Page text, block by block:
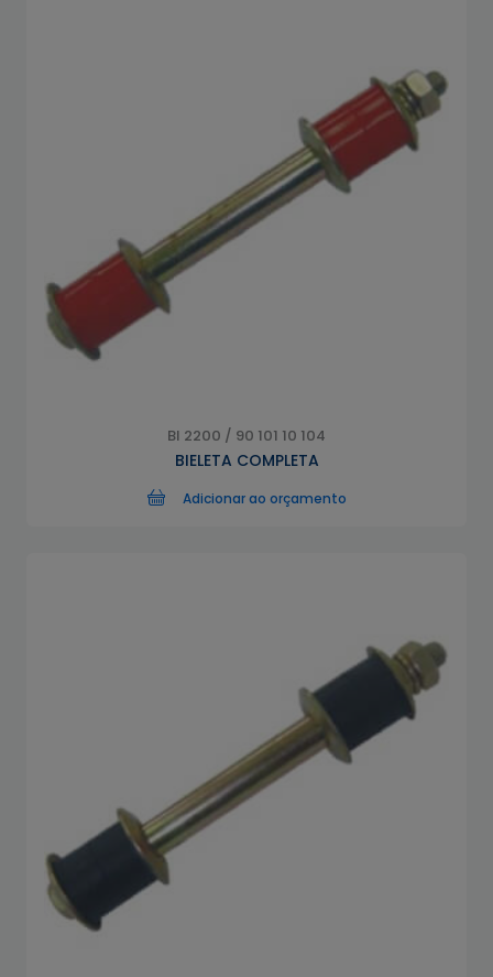
BI 2200 / 90 101 10 104
BIELETA COMPLETA
Adicionar ao orçamento